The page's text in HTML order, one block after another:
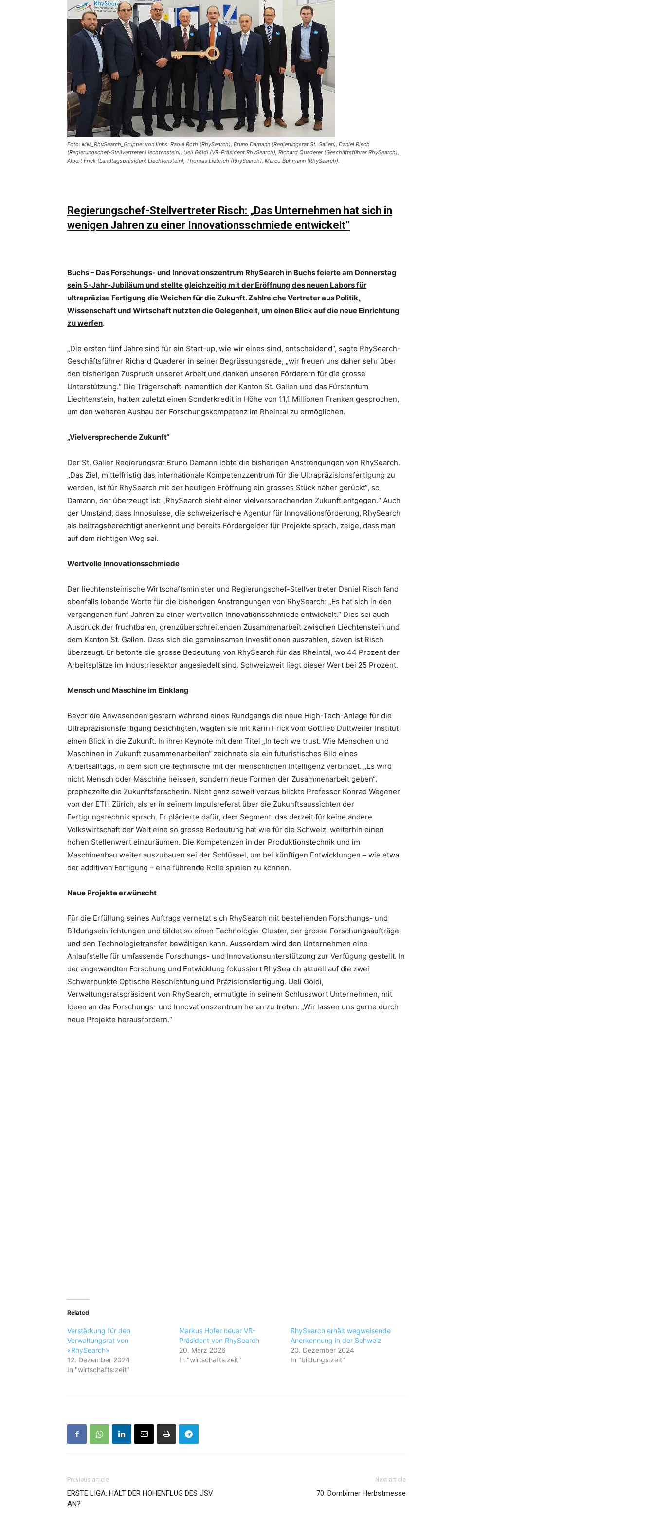
Foto: MM_RhySearch_Gruppe: von links: Raoul Roth (RhySearch), Bruno Damann (Regierungsrat St. Gallen), Daniel Risch
(Regierungschef-Stellvertreter Liechtenstein), Ueli Göldi (VR-Präsident RhySearch), Richard Quaderer (Geschäftsführer RhySearch),
Albert Frick (Landtagspräsident Liechtenstein), Thomas Liebrich (RhySearch), Marco Buhmann (RhySearch).
Regierungschef-Stellvertreter Risch: „Das Unternehmen hat sich in
wenigen Jahren zu einer Innovationsschmiede entwickelt“
Buchs – Das Forschungs- und Innovationszentrum RhySearch in Buchs feierte am Donnerstag
sein 5-Jahr-Jubiläum und stellte gleichzeitig mit der Eröffnung des neuen Labors für
ultrapräzise Fertigung die Weichen für die Zukunft. Zahlreiche Vertreter aus Politik,
Wissenschaft und Wirtschaft nutzten die Gelegenheit, um einen Blick auf die neue Einrichtung
zu werfen.
„Die ersten fünf Jahre sind für ein Start-up, wie wir eines sind, entscheidend“, sagte RhySearch-
Geschäftsführer Richard Quaderer in seiner Begrüssungsrede, „wir freuen uns daher sehr über
den bisherigen Zuspruch unserer Arbeit und danken unseren Förderern für die grosse
Unterstützung.“ Die Trägerschaft, namentlich der Kanton St. Gallen und das Fürstentum
Liechtenstein, hatten zuletzt einen Sonderkredit in Höhe von 11,1 Millionen Franken gesprochen,
um den weiteren Ausbau der Forschungskompetenz im Rheintal zu ermöglichen.
„Vielversprechende Zukunft“
Der St. Galler Regierungsrat Bruno Damann lobte die bisherigen Anstrengungen von RhySearch.
„Das Ziel, mittelfristig das internationale Kompetenzzentrum für die Ultrapräzisionsfertigung zu
werden, ist für RhySearch mit der heutigen Eröffnung ein grosses Stück näher gerückt“, so
Damann, der überzeugt ist: „RhySearch sieht einer vielversprechenden Zukunft entgegen.“ Auch
der Umstand, dass Innosuisse, die schweizerische Agentur für Innovationsförderung, RhySearch
als beitragsberechtigt anerkennt und bereits Fördergelder für Projekte sprach, zeige, dass man
auf dem richtigen Weg sei.
Wertvolle Innovationsschmiede
Der liechtensteinische Wirtschaftsminister und Regierungschef-Stellvertreter Daniel Risch fand
ebenfalls lobende Worte für die bisherigen Anstrengungen von RhySearch: „Es hat sich in den
vergangenen fünf Jahren zu einer wertvollen Innovationsschmiede entwickelt.“ Dies sei auch
Ausdruck der fruchtbaren, grenzüberschreitenden Zusammenarbeit zwischen Liechtenstein und
dem Kanton St. Gallen. Dass sich die gemeinsamen Investitionen auszahlen, davon ist Risch
überzeugt. Er betonte die grosse Bedeutung von RhySearch für das Rheintal, wo 44 Prozent der
Arbeitsplätze im Industriesektor angesiedelt sind. Schweizweit liegt dieser Wert bei 25 Prozent.
Mensch und Maschine im Einklang
Bevor die Anwesenden gestern während eines Rundgangs die neue High-Tech-Anlage für die
Ultrapräzisionsfertigung besichtigten, wagten sie mit Karin Frick vom Gottlieb Duttweiler Institut
einen Blick in die Zukunft. In ihrer Keynote mit dem Titel „In tech we trust. Wie Menschen und
Maschinen in Zukunft zusammenarbeiten“ zeichnete sie ein futuristisches Bild eines
Arbeitsalltags, in dem sich die technische mit der menschlichen Intelligenz verbindet. „Es wird
nicht Mensch oder Maschine heissen, sondern neue Formen der Zusammenarbeit geben“,
prophezeite die Zukunftsforscherin. Nicht ganz soweit voraus blickte Professor Konrad Wegener
von der ETH Zürich, als er in seinem Impulsreferat über die Zukunftsaussichten der
Fertigungstechnik sprach. Er plädierte dafür, dem Segment, das derzeit für keine andere
Volkswirtschaft der Welt eine so grosse Bedeutung hat wie für die Schweiz, weiterhin einen
hohen Stellenwert einzuräumen. Die Kompetenzen in der Produktionstechnik und im
Maschinenbau weiter auszubauen sei der Schlüssel, um bei künftigen Entwicklungen – wie etwa
der additiven Fertigung – eine führende Rolle spielen zu können.
Neue Projekte erwünscht
Für die Erfüllung seines Auftrags vernetzt sich RhySearch mit bestehenden Forschungs- und
Bildungseinrichtungen und bildet so einen Technologie-Cluster, der grosse Forschungsaufträge
und den Technologietransfer bewältigen kann. Ausserdem wird den Unternehmen eine
Anlaufstelle für umfassende Forschungs- und Innovationsunterstützung zur Verfügung gestellt. In
der angewandten Forschung und Entwicklung fokussiert RhySearch aktuell auf die zwei
Schwerpunkte Optische Beschichtung und Präzisionsfertigung. Ueli Göldi,
Verwaltungsratspräsident von RhySearch, ermutigte in seinem Schlusswort Unternehmen, mit
Ideen an das Forschungs- und Innovationszentrum heran zu treten: „Wir lassen uns gerne durch
neue Projekte herausfordern.“
Related
Verstärkung für den
Verwaltungsrat von
«RhySearch»
12. Dezember 2024
In "wirtschafts:zeit"
Markus Hofer neuer VR-
Präsident von RhySearch
20. März 2026
In "wirtschafts:zeit"
RhySearch erhält wegweisende
Anerkennung in der Schweiz
20. Dezember 2024
In "bildungs:zeit"
Previous article
ERSTE LIGA: HÄLT DER HÖHENFLUG DES USV
AN?
Next article
70. Dornbirner Herbstmesse